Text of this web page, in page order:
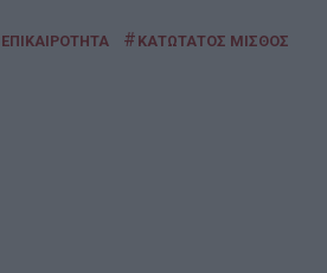
ΕΠΙΚΑΙΡΟΤΗΤΑ # ΚΑΤΩΤΑΤΟΣ ΜΙΣΘΟΣ